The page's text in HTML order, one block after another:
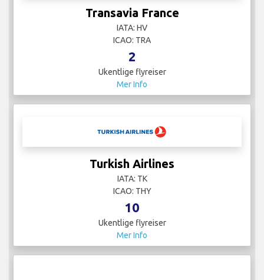
Transavia France
IATA: HV
ICAO: TRA
2
Ukentlige flyreiser
Mer Info
Turkish Airlines
IATA: TK
ICAO: THY
10
Ukentlige flyreiser
Mer Info